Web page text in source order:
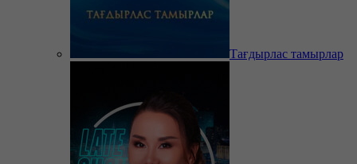
Тағдырлас тамырлар